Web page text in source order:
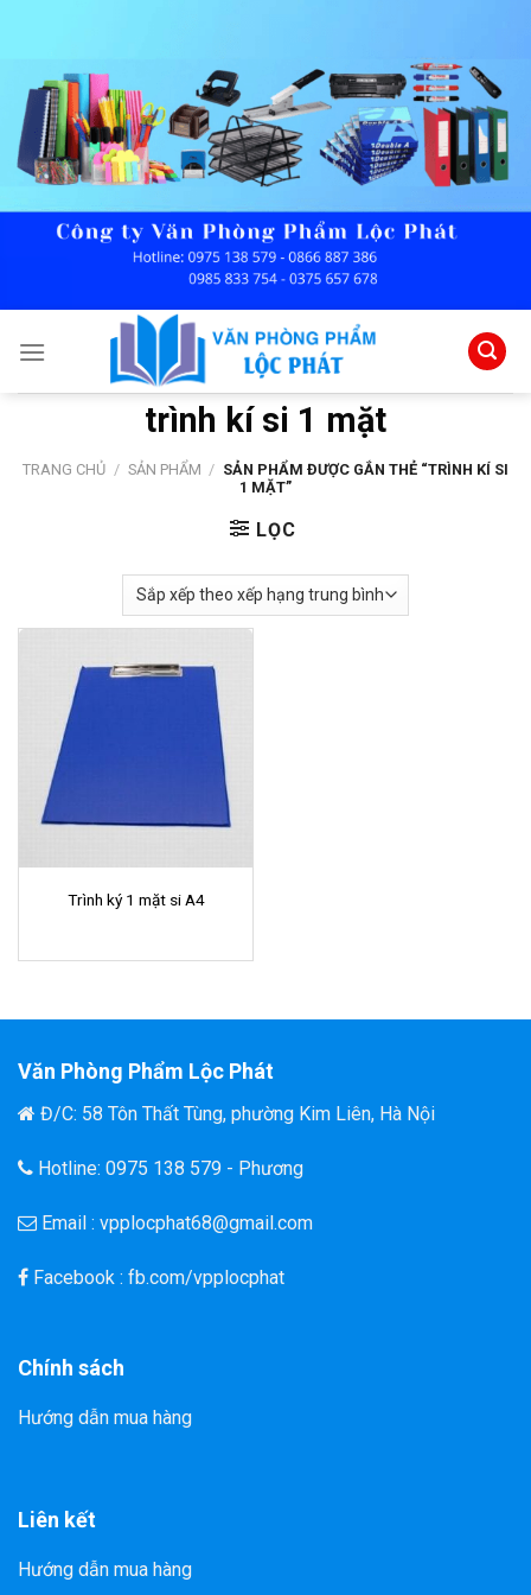
content
trình kí si 1 mặt
TRANG CHỦ / SẢN PHẨM / SẢN PHẨM ĐƯỢC GẮN THẺ “TRÌNH KÍ SI
1 MẶT”
LỌC
Trình ký 1 mặt si A4
Văn Phòng Phẩm Lộc Phát
Đ/C: 58 Tôn Thất Tùng, phường Kim Liên, Hà Nội
Hotline: 0975 138 579 - Phương
Email : vpplocphat68@gmail.com
Facebook : fb.com/vpplocphat
Chính sách
Hướng dẫn mua hàng
Liên kết
Hướng dẫn mua hàng